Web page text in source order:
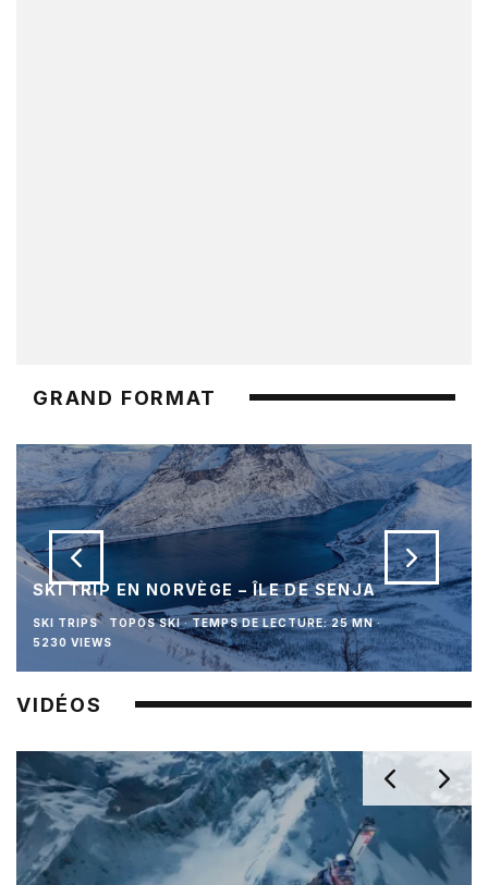
GRAND FORMAT
SKI TRIP EN NORVÈGE – ÎLE DE SENJA
SKI TRIPS TOPOS SKI · TEMPS DE LECTURE: 25 MN ·
5230 VIEWS
VIDÉOS